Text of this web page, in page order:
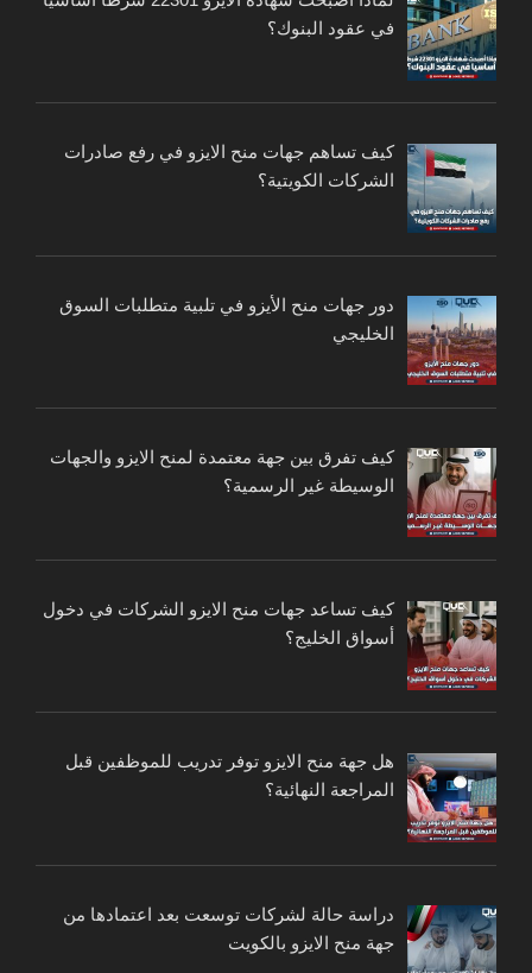
في عقود البنوك؟
كيف تساهم جهات منح الايزو في رفع صادرات
الشركات الكويتية؟
دور جهات منح الأيزو في تلبية متطلبات السوق
الخليجي
كيف تفرق بين جهة معتمدة لمنح الايزو والجهات
الوسيطة غير الرسمية؟
كيف تساعد جهات منح الايزو الشركات في دخول
أسواق الخليج؟
هل جهة منح الايزو توفر تدريب للموظفين قبل
المراجعة النهائية؟
دراسة حالة لشركات توسعت بعد اعتمادها من
جهة منح الايزو بالكويت